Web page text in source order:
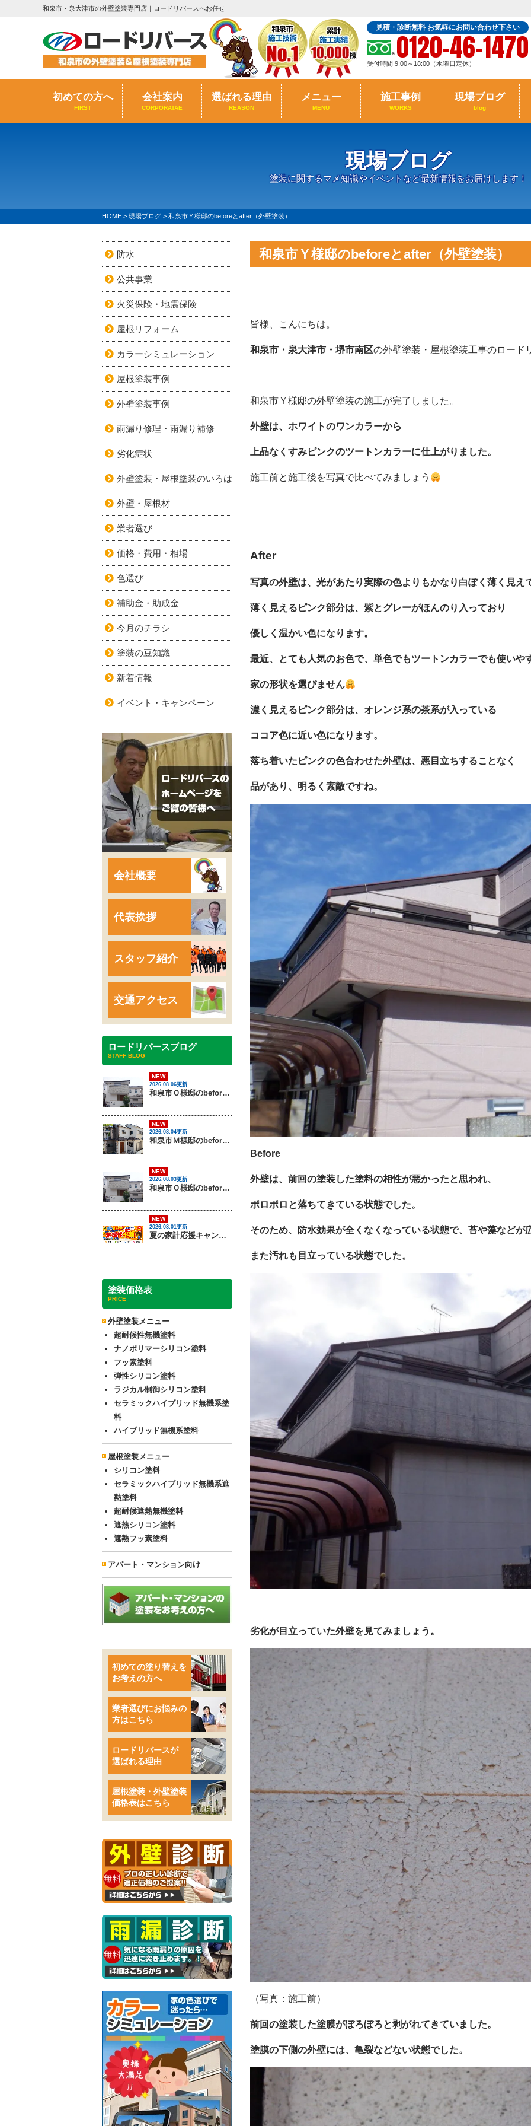
和泉市・泉大津市の外壁塗装専門店｜ロードリバースへお任せ
見積・診断無料 お気軽にお問い合わせ下さい
0120-46-1470
受付時間 9:00～18:00（水曜日定休）
初めての方へ
FIRST
会社案内
CORPORATAE
選ばれる理由
REASON
メニュー
MENU
施工事例
WORKS
現場ブログ
blog
現場ブログ
塗装に関するマメ知識やイベントなど最新情報をお届けします！
HOME > 現場ブログ > 和泉市Ｙ様邸のbeforeとafter（外壁塗装）
和泉市Ｙ様邸のbeforeとafter（外壁塗装）
皆様、こんにちは。
和泉市・泉大津市・堺市南区の外壁塗装・屋根塗装工事のロード
和泉市Ｙ様邸の外壁塗装の施工が完了しました。
外壁は、ホワイトのワンカラーから
上品なくすみピンクのツートンカラーに仕上がりました。
施工前と施工後を写真で比べてみましょう
After
写真の外壁は、光があたり実際の色よりもかなり白ぽく薄く見え
薄く見えるピンク部分は、紫とグレーがほんのり入っており
優しく温かい色になります。
最近、とても人気のお色で、単色でもツートンカラーでも使いや
家の形状を選びません
濃く見えるピンク部分は、オレンジ系の茶系が入っている
ココア色に近い色になります。
落ち着いたピンクの色合わせた外壁は、悪目立ちすることなく
品があり、明るく素敵ですね。
Before
外壁は、前回の塗装した塗料の相性が悪かったと思われ、
ボロボロと落ちてきている状態でした。
そのため、防水効果が全くなくなっている状態で、苔や藻などが
また汚れも目立っている状態でした。
劣化が目立っていた外壁を見てみましょう。
（写真：施工前）
前回の塗装した塗膜がぼろぼろと剥がれてきていました。
塗膜の下側の外壁には、亀裂などない状態でした。
防水
公共事業
火災保険・地震保険
屋根リフォーム
カラーシミュレーション
屋根塗装事例
外壁塗装事例
雨漏り修理・雨漏り補修
劣化症状
外壁塗装・屋根塗装のいろは
外壁・屋根材
業者選び
価格・費用・相場
色選び
補助金・助成金
今月のチラシ
塗装の豆知識
新着情報
イベント・キャンペーン
会社概要
代表挨拶
スタッフ紹介
交通アクセス
ロードリバースブログ
STAFF BLOG
NEW
2026.08.06更新
和泉市Ｏ様邸のbeforeとafter（外壁塗装）
NEW
2026.08.04更新
和泉市Ｍ様邸のbeforeとafter（外壁塗装・屋根塗装）
NEW
2026.08.03更新
和泉市Ｏ様邸のbeforeとafter（外壁塗装）
NEW
2026.08.01更新
夏の家計応援キャンペーン開催！足場代半額でお得に外壁・屋根塗装を始めるチャンス【8月30日まで】
塗装価格表
PRICE
外壁塗装メニュー
超耐候性無機塗料
ナノポリマーシリコン塗料
フッ素塗料
弾性シリコン塗料
ラジカル制御シリコン塗料
セラミックハイブリッド無機系塗
料
ハイブリッド無機系塗料
屋根塗装メニュー
シリコン塗料
セラミックハイブリッド無機系遮
熱塗料
超耐候遮熱無機塗料
遮熱シリコン塗料
遮熱フッ素塗料
アパート・マンション向け
初めての塗り替えを
お考えの方へ
業者選びにお悩みの
方はこちら
ロードリバースが
選ばれる理由
屋根塗装・外壁塗装
価格表はこちら